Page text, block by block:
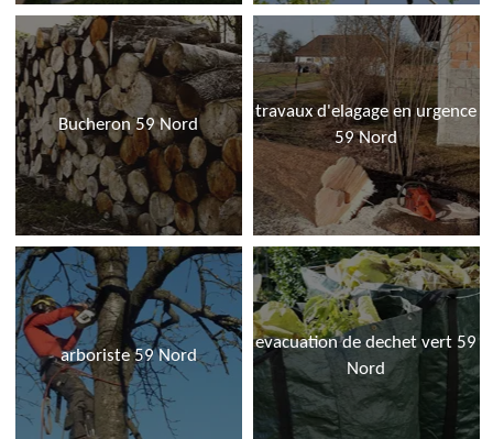
Bucheron 59 Nord
travaux d'elagage en urgence
59 Nord
arboriste 59 Nord
evacuation de dechet vert 59
Nord